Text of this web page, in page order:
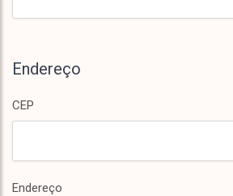
Endereço
CEP
Endereço